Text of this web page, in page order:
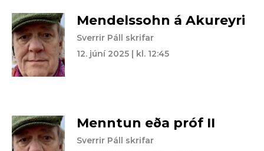
Mendelssohn á Akureyri
Sverrir Páll skrifar
12. júní 2025 | kl. 12:45
Menntun eða próf II
Sverrir Páll skrifar